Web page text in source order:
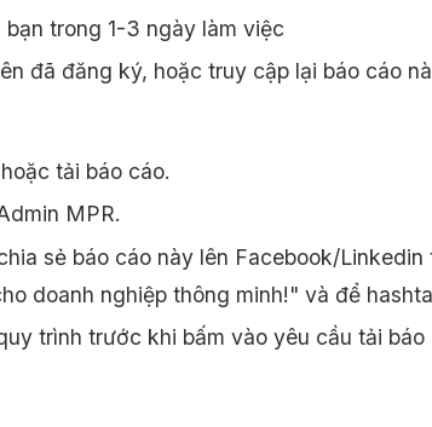
trong 1-3 ngày làm việc
đã đăng ký, hoặc truy cập lại báo cáo
tải báo cáo.
MPR.
sẻ báo cáo này lên Facebook/
doanh nghiệp thông minh!" và để
trình trước khi bấm vào yêu cầu tải